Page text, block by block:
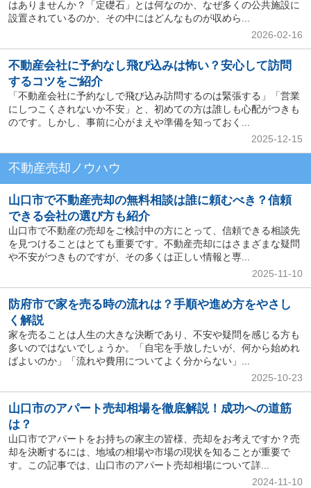
はありませんか？「定礎石」とは何なのか、なぜ多くの公共施設に
設置されているのか、その中にはどんなものが収めら...
2026-02-16
不動産会社に予約なし飛び込みは怖い？安心して訪問
するコツをご紹介
「不動産会社に予約なしで飛び込み訪問するのは緊張する」「営業
にしつこくされないか不安」と、初めての方は誰しも心配がつきも
のです。しかし、事前に心がまえや準備を知っておく...
2025-12-15
不動産売却ノウハウ
山口市で不動産売却の無料相談は誰に頼むべき？信頼
できる会社の選び方も紹介
山口市で不動産の売却をご検討中の方にとって、信頼できる相談先
を見つけることはとても重要です。不動産売却にはさまざまな疑問
や不安がつきものですが、その多くは正しい情報と専...
2025-11-10
防府市で家を売る時の流れは？手順や進め方をやさし
く解説
家を売ることは人生の大きな決断であり、不安や疑問を感じる方も
多いのではないでしょうか。「自宅を手放したいが、何から始めれ
ばよいのか」「流れや費用についてよく分からない」...
2025-10-23
山口市のアパート売却相場を徹底解説！成功への道筋
は？
山口市でアパートをお持ちの家主の皆様、売却をお考えですか？売
却を決断するには、地域の相場や市場の現状を知ることが重要で
す。この記事では、山口市のアパート売却相場について詳...
2024-11-10